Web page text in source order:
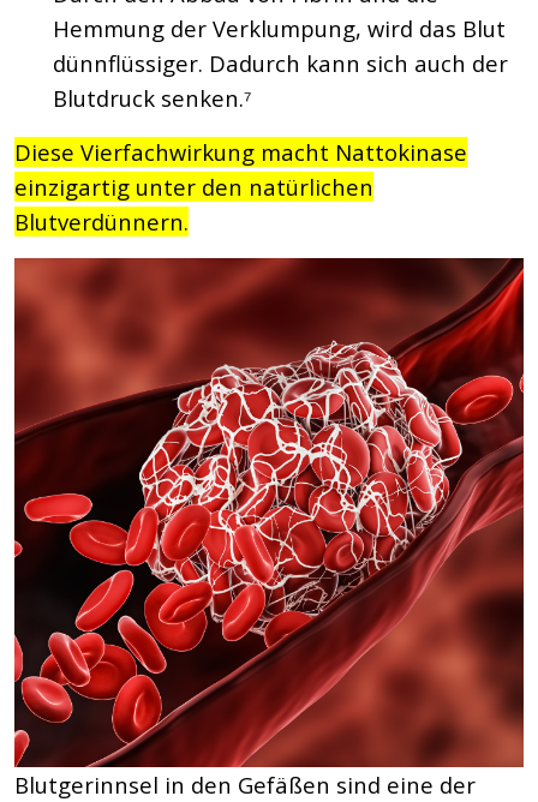
Hemmung der Verklumpung, wird das Blut
dünnflüssiger. Dadurch kann sich auch der
Blutdruck senken.⁷
Diese Vierfachwirkung macht Nattokinase
einzigartig unter den natürlichen
Blutverdünnern.
Blutgerinnsel in den Gefäßen sind eine der